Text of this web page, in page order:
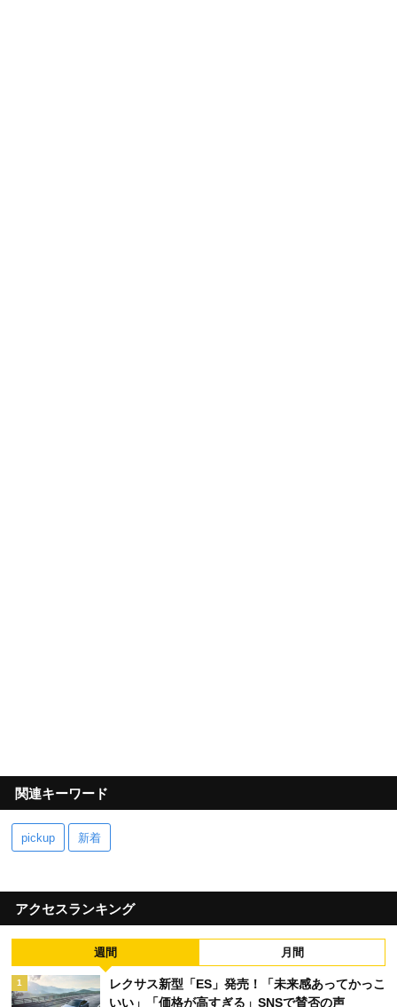
関連キーワード
pickup 新着
アクセスランキング
週間 月間
1
レクサス新型「ES」発売！「未来感あってかっこ
いい」「価格が高すぎる」SNSで賛否の声